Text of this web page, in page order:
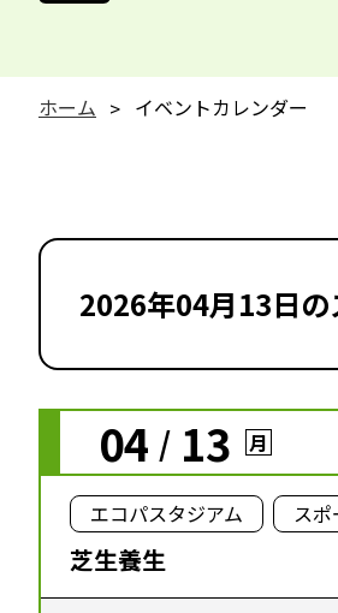
ホーム イベントカレンダー
2026年04月13日の
04 / 13 月
エコパスタジアム スポ
芝生養生